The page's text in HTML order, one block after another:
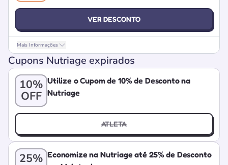
VER DESCONTO
Mais Informações
Cupons Nutriage expirados
10%
OFF
Utilize o Cupom de 10% de Desconto na
Nutriage
ATLETA
25% Economize na Nutriage até 25% de Desconto